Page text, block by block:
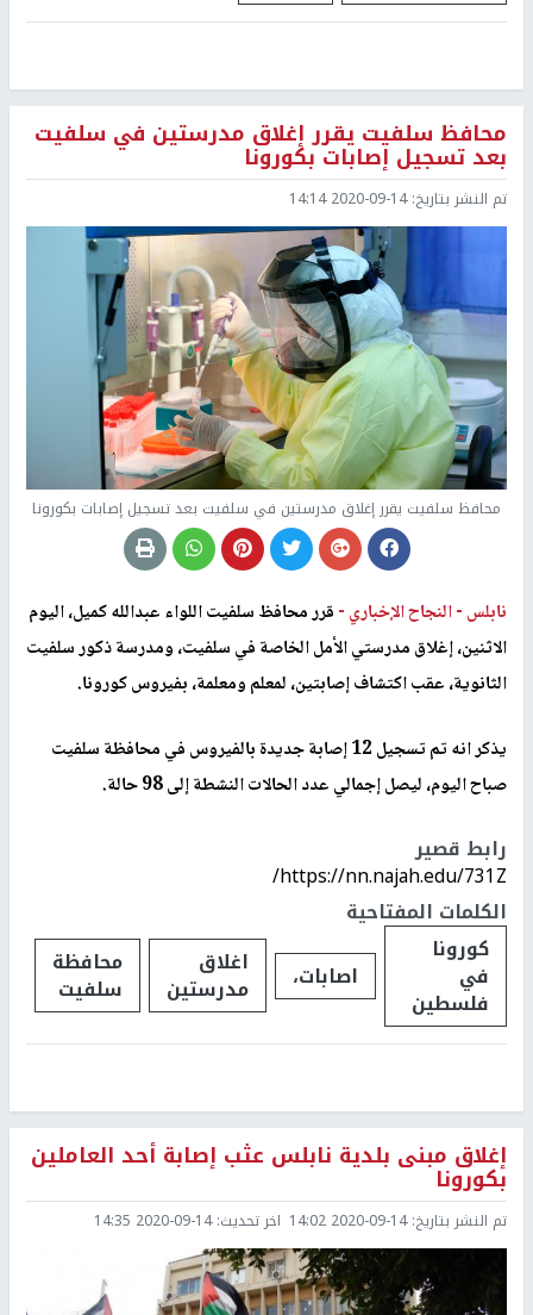
محافظ سلفيت يقرر إغلاق مدرستين في سلفيت
بعد تسجيل إصابات بكورونا
تم النشر بتاريخ:2020-09-14 14:14
محافظ سلفيت يقرر إغلاق مدرستين في سلفيت بعد تسجيل إصابات بكورونا
نابلس -النجاح الإخباري -قرر محافظ سلفيت اللواء عبدالله كميل، اليوم
الاثنين، إغلاق مدرستي الأمل الخاصة في سلفيت، ومدرسة ذكور سلفيت
الثانوية، عقب اكتشاف إصابتين، لمعلم ومعلمة، بفيروس كورونا.
يذكر انه تم تسجيل 12 إصابة جديدة بالفيروس في محافظة سلفيت
صباح اليوم، ليصل إجمالي عدد الحالات النشطة إلى 98 حالة.
رابط قصير
https://nn.najah.edu/731Z/
الكلمات المفتاحية
كورونا
في
فلسطين
اصابات، اغلاق
مدرستين
محافظة
سلفيت
إغلاق مبنى بلدية نابلس عثب إصابة أحد العاملين
بكورونا
تم النشر بتاريخ:2020-09-14 14:02 اخر تحديث:2020-09-14 14:35